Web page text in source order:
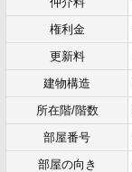
権利金
更新料
建物構造
所在階/階数
部屋番号
部屋の向き